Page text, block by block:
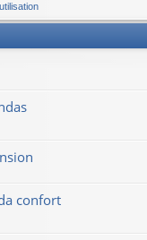
confort